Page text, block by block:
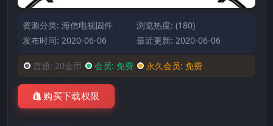
资源分类: 海信电视固件
浏览热度: (180)
发布时间: 2020-06-06
最近更新: 2020-06-06
普通: 20金币 会员: 免费 永久会员: 免费
购买下载权限